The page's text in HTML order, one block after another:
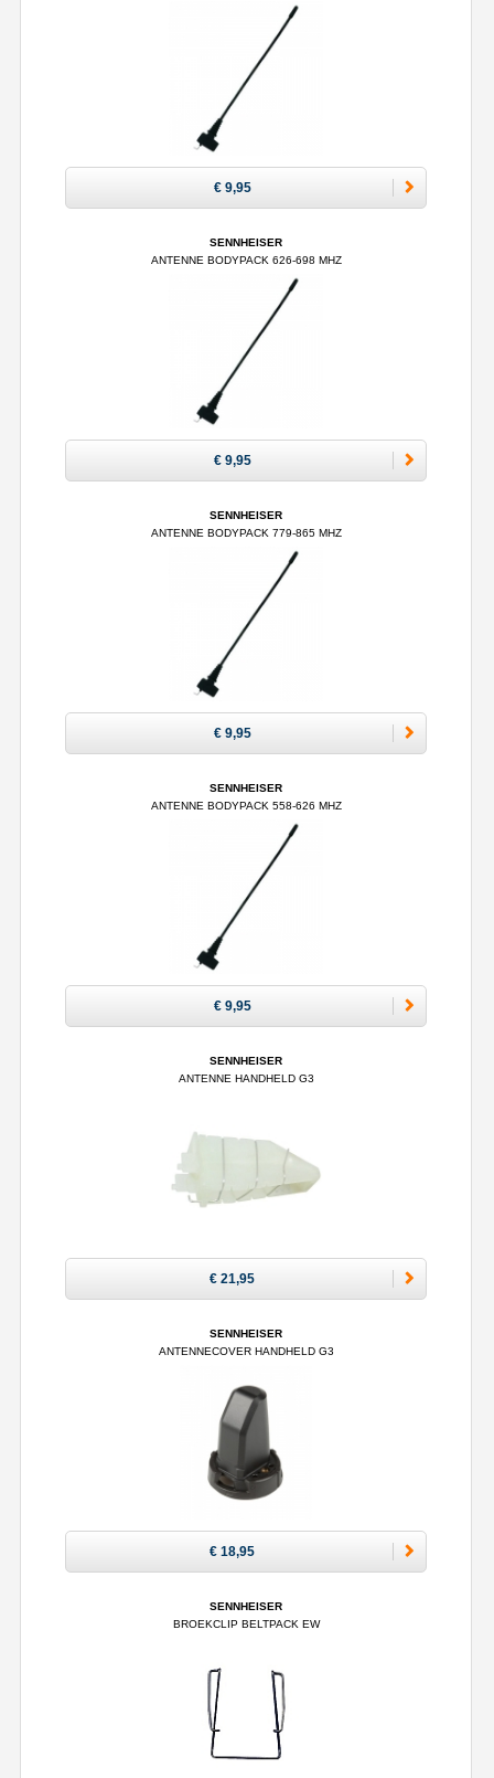
€ 9,95
SENNHEISER
ANTENNE BODYPACK 626-698 MHZ
€ 9,95
SENNHEISER
ANTENNE BODYPACK 779-865 MHZ
€ 9,95
SENNHEISER
ANTENNE BODYPACK 558-626 MHZ
€ 9,95
SENNHEISER
ANTENNE HANDHELD G3
€ 21,95
SENNHEISER
ANTENNECOVER HANDHELD G3
€ 18,95
SENNHEISER
BROEKCLIP BELTPACK EW